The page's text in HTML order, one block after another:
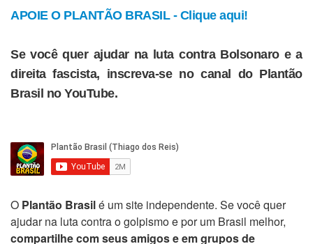
APOIE O PLANTÃO BRASIL - Clique aqui!
Se você quer ajudar na luta contra Bolsonaro e a
direita fascista, inscreva-se no canal do Plantão
Brasil no YouTube.
O Plantão Brasilé um site independente. Se você quer
ajudar na luta contra o golpismo e por um Brasil melhor,
compartilhe com seus amigos e em grupos de